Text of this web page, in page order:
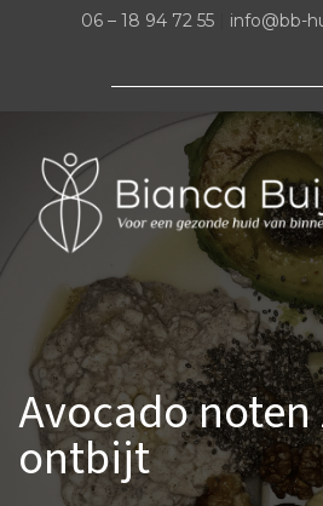
06 – 18 94 72 55 info@bb-
Avocado noten
ontbijt